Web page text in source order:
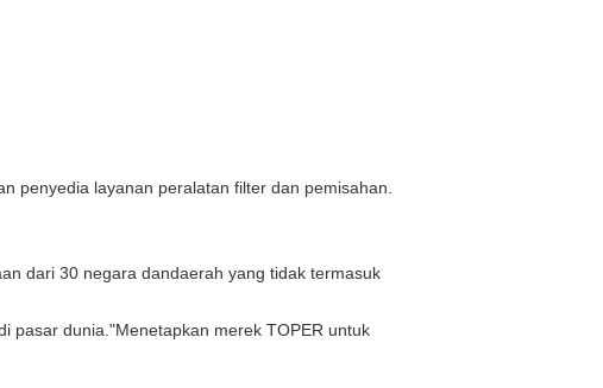
penyedia layanan peralatan filter dan pemisahan.
dari 30 negara dandaerah yang tidak termasuk
pasar dunia."Menetapkan merek TOPER untuk